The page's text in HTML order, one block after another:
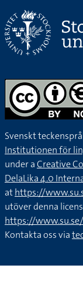
Svenskt
Institutionen för
under aCreative
DelaLika 4.0
athttps://
utöver denna
https://
Kontakta oss via